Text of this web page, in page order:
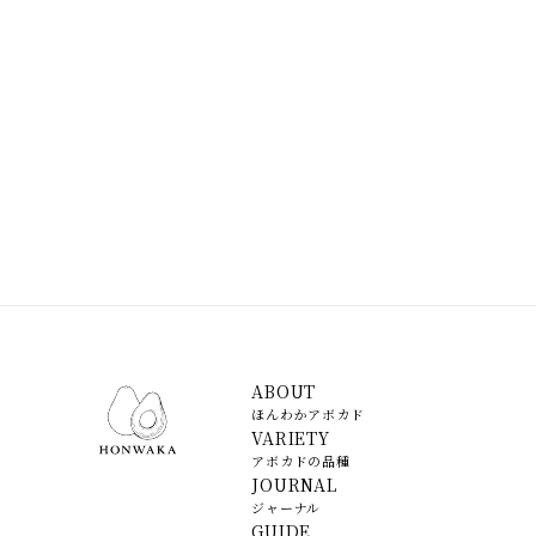
ABOUT
ほんわかアボカド
VARIETY
アボカドの品種
JOURNAL
ジャーナル
GUIDE